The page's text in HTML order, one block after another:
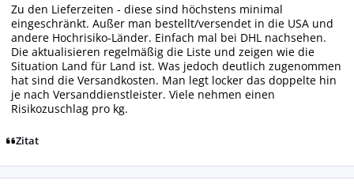
Zu den Lieferzeiten - diese sind höchstens minimal
eingeschränkt. Außer man bestellt/versendet in die USA und
andere Hochrisiko-Länder. Einfach mal bei DHL nachsehen.
Die aktualisieren regelmäßig die Liste und zeigen wie die
Situation Land für Land ist. Was jedoch deutlich zugenommen
hat sind die Versandkosten. Man legt locker das doppelte hin
je nach Versanddienstleister. Viele nehmen einen
Risikozuschlag pro kg.
Zitat